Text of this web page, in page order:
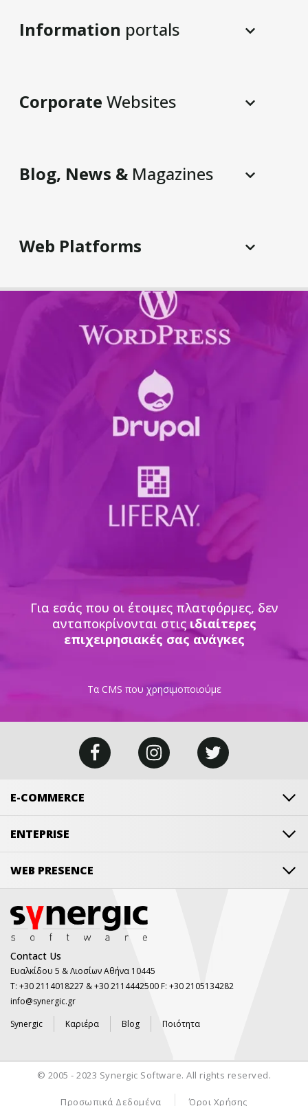
Information portals
Corporate Websites
Blog, News & Magazines
Web Platforms
Για εσάς που οι έτοιμες πλατφόρμες, δεν
ανταποκρίνονται στις ιδιαίτερες
επιχειρησιακές σας ανάγκες
Τα CMS που χρησιμοποιούμε
E-COMMERCE
ENTEPRISE
WEB PRESENCE
Contact Us
Ευαλκίδου 5 & Λιοσίων Αθήνα 10445
Τ: +30 2114018227 & +30 2114442500 F: +30 2105134282
info@synergic.gr
Synergic
Καριέρα Blog Ποιότητα
© 2005 - 2023 Synergic Software. All rights reserved.
Προσωπικά Δεδομένα Όροι Χρήσης